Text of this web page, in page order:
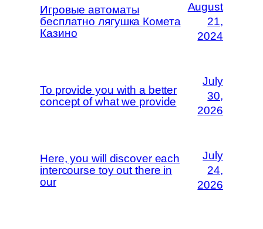
Игровые автоматы
бесплатно лягушка Комета
Казино
August
21,
2024
To provide you with a better
concept of what we provide
July
30,
2026
Here, you will discover each
intercourse toy out there in
our
July
24,
2026